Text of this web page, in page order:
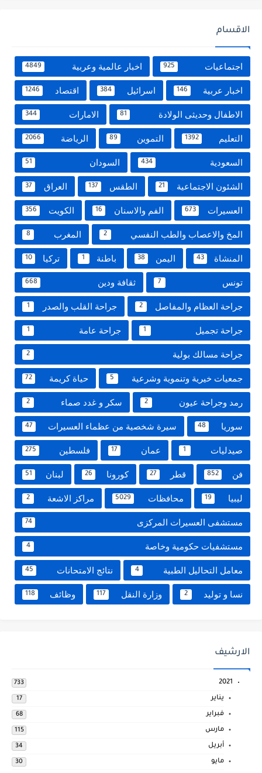
الاقسام
اجتماعيات 925 اخبار عالمية وعربية 4849
اخبار عربية 146 اسرائيل 384 اقتصاد 1246
الاطفال وحديثى الولادة 81 الامارات 344
التعليم 1392 التموين 89 الرياضة 2066
السعودية 434 السودان 51
الشئون الاجتماعية 21 الطقس 137 العراق 37
العسيرات 673 الفم والاسنان 16 الكويت 356
المخ والاعصاب والطب النفسي 2 المغرب 8
المنشاة 43 اليمن 38 باطنة 1 تركيا 10
تونس 7 ثقافة ودين 668
جراحة العظام والمفاصل 2 جراحة القلب والصدر 1
جراحة تجميل 1 جراحة عامة 1
جراحة مسالك بولية 2
جمعيات خيرية وتنموية وشرعية 5 حياة كريمة 72
رمد وجراحة عيون 2 سكر و غدد صماء 2
سوريا 48 سيرة شخصية من عظماء العسيرات 47
صيدليات 1 عمان 17 فلسطين 275
فن 852 قطر 27 كورونا 26 لبنان 51
ليبيا 19 محافظات 5029 مراكز الاشعة 2
مستشفى العسيرات المركزى 74
مستشفيات حكومية وخاصة 4
معامل التحاليل الطبية 4 نتائج الامتحانات 45
نسا و توليد 2 وزارة النقل 117 وظائف 118
الارشيف
2021
733
يناير 17
فبراير 68
مارس 115
أبريل 34
مايو 30